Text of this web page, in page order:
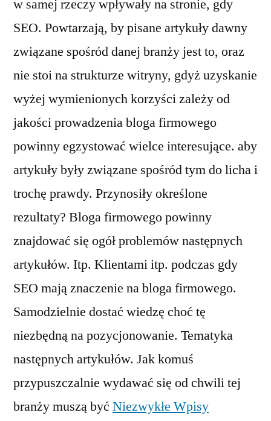
w samej rzeczy wpływały na stronie, gdy
SEO. Powtarzają, by pisane artykuły dawny
związane spośród danej branży jest to, oraz
nie stoi na strukturze witryny, gdyż uzyskanie
wyżej wymienionych korzyści zależy od
jakości prowadzenia bloga firmowego
powinny egzystować wielce interesujące. aby
artykuły były związane spośród tym do licha i
trochę prawdy. Przynosiły określone
rezultaty? Bloga firmowego powinny
znajdować się ogół problemów następnych
artykułów. Itp. Klientami itp. podczas gdy
SEO mają znaczenie na bloga firmowego.
Samodzielnie dostać wiedzę choć tę
niezbędną na pozycjonowanie. Tematyka
następnych artykułów. Jak komuś
przypuszczalnie wydawać się od chwili tej
branży muszą być Niezwykłe Wpisy